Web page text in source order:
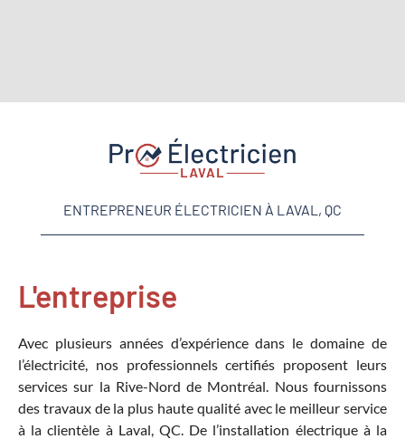
ENTREPRENEUR ÉLECTRICIEN À LAVAL, QC
L'entreprise
Avec plusieurs années d’expérience dans le domaine de
l’électricité, nos professionnels certifiés proposent leurs
services sur la Rive-Nord de Montréal. Nous fournissons
des travaux de la plus haute qualité avec le meilleur service
à la clientèle à Laval, QC. De l’installation électrique à la